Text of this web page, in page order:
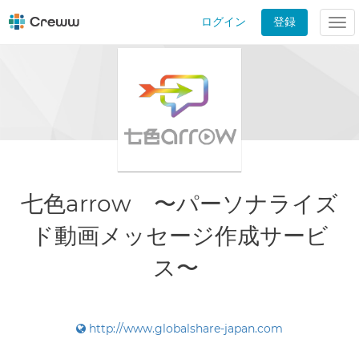
ログイン 登録
七色arrow 〜パーソナライズ
ド動画メッセージ作成サービ
ス〜
http://www.globalshare-japan.com